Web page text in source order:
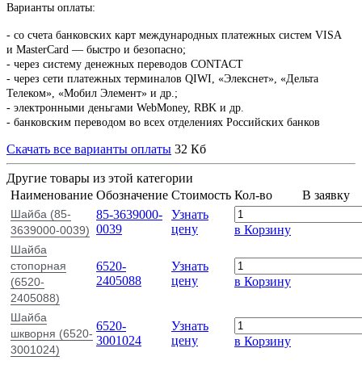
Варианты оплаты:
- со счета банковских карт международных платежных систем VISA
и MasterCard — быстро и безопасно;
- через систему денежных переводов CONTACT
- через сети платежных терминалов QIWI, «Элекснет», «Дельта
Телеком», «Мобил Элемент» и др.;
- электронными деньгами WebMoney, RBK и др.
- банковским переводом во всех отделениях Российских банков
Скачать все варианты оплаты 32 Кб
Другие товары из этой категории
Наименование Обозначение Стоимость Кол-во В заявку
Шайба (85-
3639000-0039)
85-3639000-
0039
Узнать
цену
в Корзину
Шайба
стопорная
(6520-
2405088)
6520-
2405088
Узнать
цену
в Корзину
Шайба
шкворня (6520-
3001024)
6520-
3001024
Узнать
цену
в Корзину